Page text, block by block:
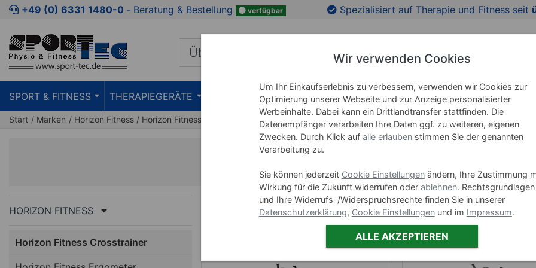
+49 (0) 6331 1480-0 ‐ Beratung & Bestellung verfügbar Spezialisiert auf Therapie und Fitness seit
SPORT & FITNESS THERAPIEGERÄTE PRAXISEINRICHTUNG LEHRMITTEL WELLNESS MARKEN
Start Marken Horizon Fitness Horizon Fitness Crosstrainer
Horizon Fitness
HORIZON FITNESS
Horizon Fitness Crosstrainer
Wir verwenden Cookies
Um Ihr Einkaufserlebnis zu verbessern, verwenden wir Cookies zur
Optimierung unserer Webseite und zur Anzeige personalisierter
Werbeinhalte. Dabei kann ein Drittlandtransfer stattfinden. Die
Datenempfänger verarbeiten Ihre Daten ggf. zu weiteren, eigenen
Zwecken. Durch Klick auf alle erlaubenstimmen Sie der genannten
Verarbeitung zu.
Sie können jederzeit Cookie Einstellungenändern, Ihre Zustimmung
Wirkung für die Zukunft widerrufen oder ablehnen. Rechtsgrundlagen
und Ihre Widerrufs-/Widerspruchsrechte finden Sie in unserer
Datenschutzerklärung, Cookie Einstellungenund im Impressum.
ALLE AKZEPTIEREN